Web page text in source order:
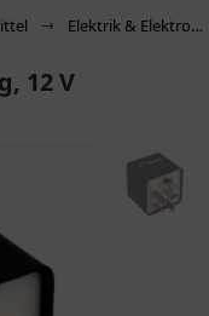
Elektrik & Elektronik
12 V